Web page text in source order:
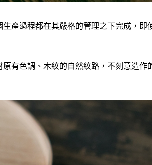
產過程都在其嚴格的管理之下完成，即
有色調、木紋的自然紋路，不刻意造作